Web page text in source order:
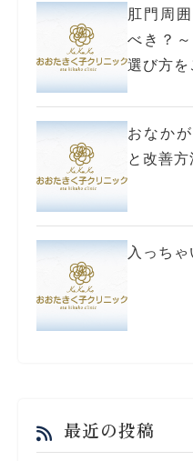
肛門周
べき？
選び方を
おなか
と改善方
入っちゃ
最近の投稿